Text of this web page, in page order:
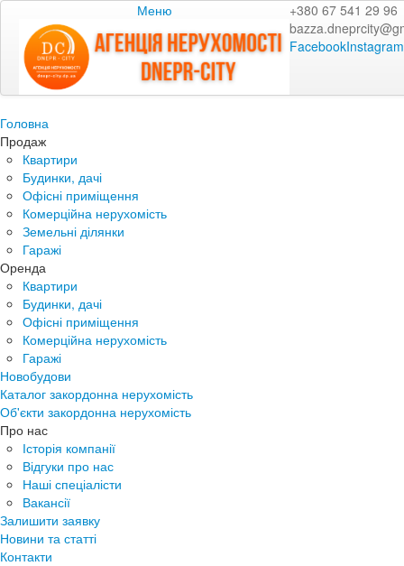
Меню
+380 67 541 29 96
FacebookInstagram
Головна
Продаж
Квартири
Будинки, дачі
Офісні приміщення
Комерційна нерухомість
Земельні ділянки
Гаражі
Оренда
Квартири
Будинки, дачі
Офісні приміщення
Комерційна нерухомість
Гаражі
Новобудови
Каталог закордонна нерухомість
Об'єкти закордонна нерухомість
Про нас
Історія компанії
Відгуки про нас
Наші спеціалісти
Вакансії
Залишити заявку
Новини та статті
Контакти